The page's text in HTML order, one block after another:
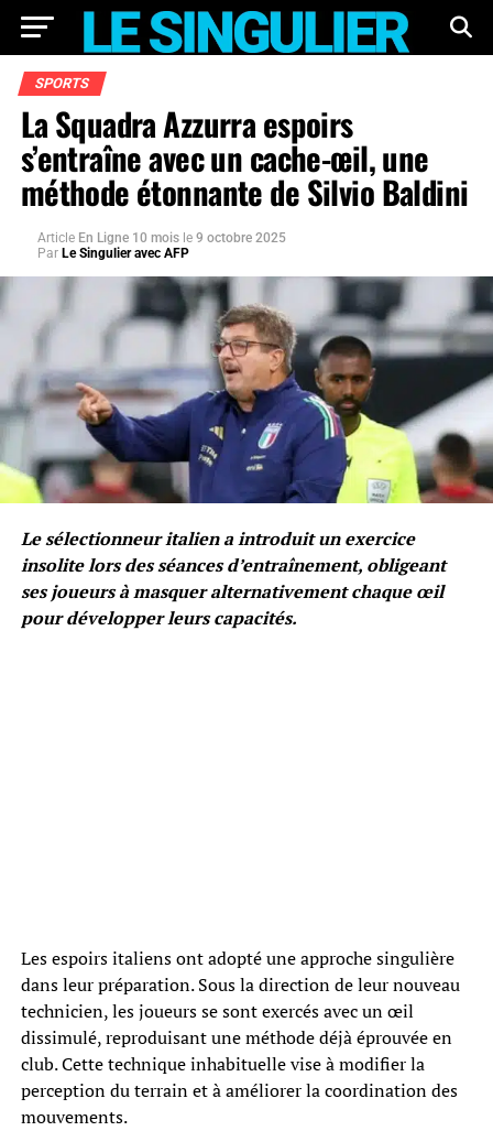
SPORTS
La Squadra Azzurra espoirs
s’entraîne avec un cache-œil, une
méthode étonnante de Silvio Baldini
Article En Ligne 10 mois le 9 octobre 2025
Par Le Singulier avec AFP
Le sélectionneur italien a introduit un exercice
insolite lors des séances d’entraînement, obligeant
ses joueurs à masquer alternativement chaque œil
pour développer leurs capacités.
Les espoirs italiens ont adopté une approche singulière
dans leur préparation. Sous la direction de leur nouveau
technicien, les joueurs se sont exercés avec un œil
dissimulé, reproduisant une méthode déjà éprouvée en
club. Cette technique inhabituelle vise à modifier la
perception du terrain et à améliorer la coordination des
mouvements.